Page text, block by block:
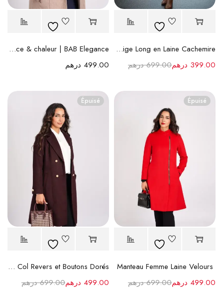
Manteau Beige Long en Laine Cachemire
699.00 درهم 399.00 درهم
Manteau femme camel laine – Élégance & chaleur | BAB Elegance
499.00 درهم
Épuisé
Manteau Femme Laine Velours
699.00 درهم 499.00 درهم
Épuisé
MANTEAU MARRON LAINE à Col Revers et Boutons Dorés
699.00 درهم 499.00 درهم